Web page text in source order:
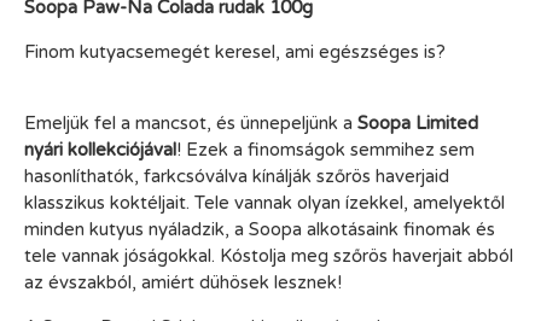
Soopa Paw-Na Colada rudak 100g
Finom kutyacsemegét keresel, ami egészséges is?
Emeljük fel a mancsot, és ünnepeljünk a Soopa Limited
nyári kollekciójával! Ezek a finomságok semmihez sem
hasonlíthatók, farkcsóválva kínálják szőrös haverjaid
klasszikus koktéljait. Tele vannak olyan ízekkel, amelyektől
minden kutyus nyáladzik, a Soopa alkotásaink finomak és
tele vannak jóságokkal. Kóstolja meg szőrös haverjait abból
az évszakból, amiért dühösek lesznek!